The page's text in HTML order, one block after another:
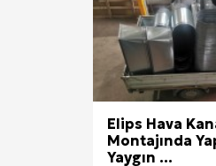
Elips Hava
Montajında
Yaygın ...